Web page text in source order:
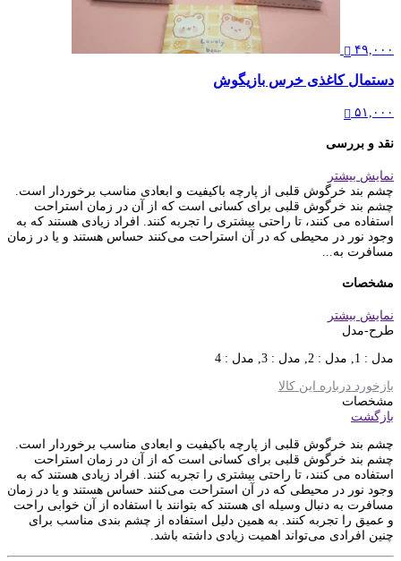
۴۹,۰۰۰
دستمال کاغذی خرس بازیگوش
۵۱,۰۰۰
نقد و بررسی
نمایش بیشتر
چشم بند خرگوش قلبی از پارچه با‌کیفیت و ابعادی مناسب برخوردار است.
چشم بند خرگوش قلبی برای کسانی است که از آن در زمان استراحت
استفاده می‌ کنند، تا راحتی بیشتری را تجربه کنند. افراد زیادی هستند که به
وجود نور در محیطی که در آن استراحت می‌کنند حساس هستند و یا در زمان
مسافرت به...
مشخصات
نمایش بیشتر
طرح-مدل
مدل : 1, مدل : 2, مدل : 3, مدل : 4
بازخورد درباره این کالا
مشخصات
بازگشت
چشم بند خرگوش قلبی از پارچه با‌کیفیت و ابعادی مناسب برخوردار است.
چشم بند خرگوش قلبی برای کسانی است که از آن در زمان استراحت
استفاده می‌ کنند، تا راحتی بیشتری را تجربه کنند. افراد زیادی هستند که به
وجود نور در محیطی که در آن استراحت می‌کنند حساس هستند و یا در زمان
مسافرت به دنبال وسیله ای هستند که بتوانند با استفاده از آن خوابی راحت
و عمیق را تجربه کنند. به همین دلیل استفاده از چشم بندی مناسب برای
چنین افرادی می‌تواند اهمیت زیادی داشته باشد.